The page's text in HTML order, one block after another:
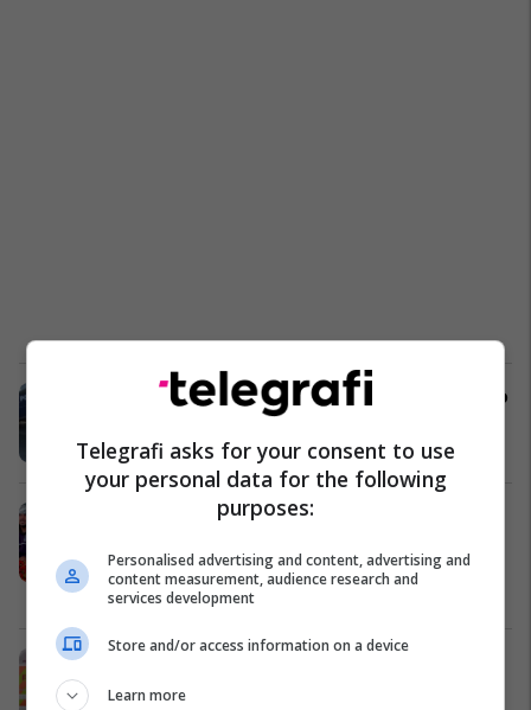
Ndalohen shtatë sirianë në Dibër, po
tentonin të kalonin ilegalisht kufirin
Shqipëri 14/11/2019
Zëri i Amerikës shkruan për “planin
sirianë”
Nga Bota
vdekjes”: Refugjatët rrëfejnë
Telegrafi asks for your consent to use
your personal data for the following
purposes:
Personalised advertising and content, advertising and
content measurement, audience research and
services development
Store and/or access information on a device
Learn more